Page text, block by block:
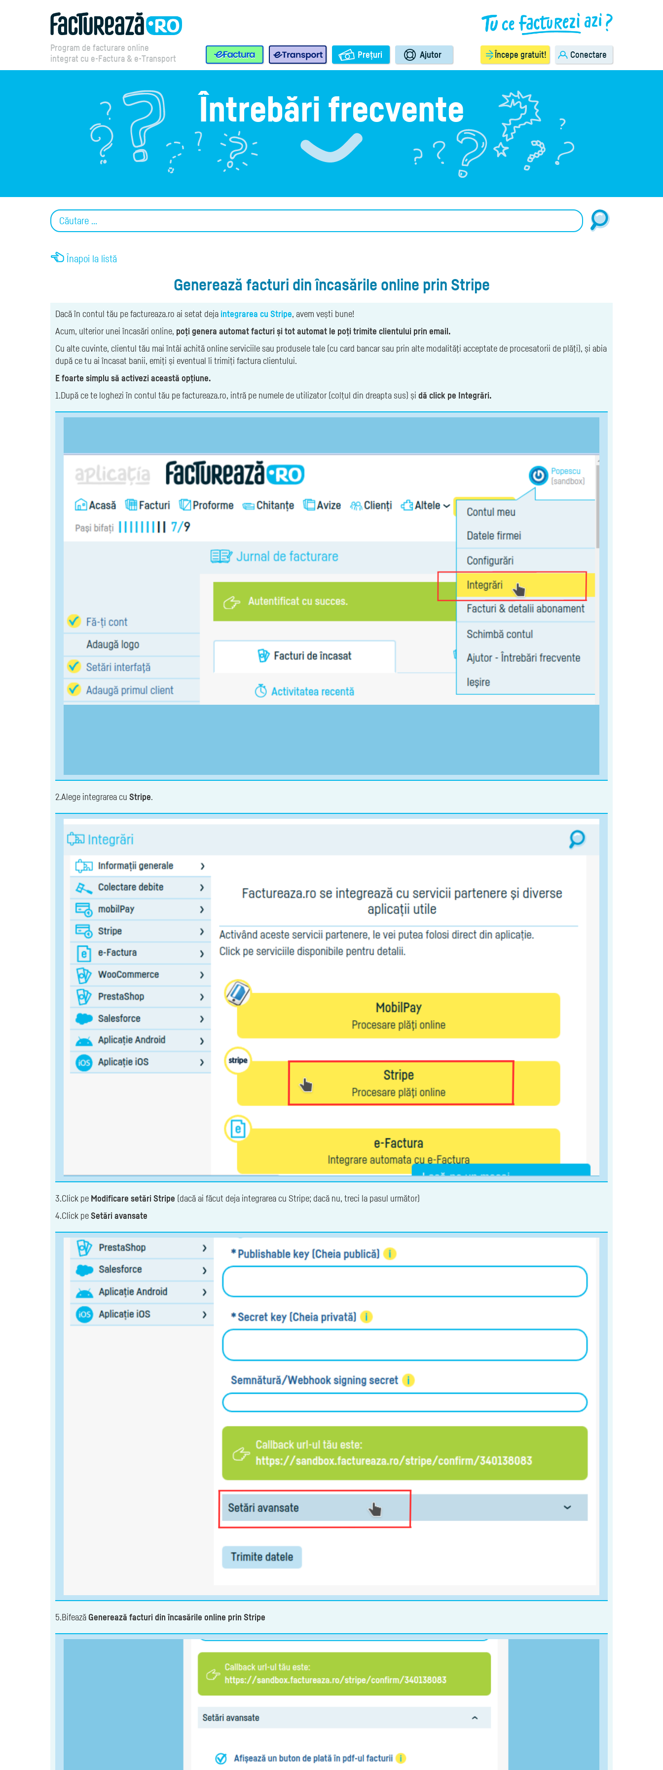
Program de facturare online
integrat cu e-Factura & e-Transport
e-Factura e-Transport Prețuri Ajutor Începe gratuit! Conectare
Întrebări frecvente
Înapoi la listă
Generează facturi din încasările online prin Stripe
Dacă în contul tău pe factureaza.ro ai setat deja integrarea cu Stripe, avem vești bune!
Acum, ulterior unei încasări online, poți genera automat facturi și tot automat le poți trimite clientului prin email.
Cu alte cuvinte, clientul tău mai întâi achită online serviciile sau produsele tale (cu card bancar sau prin alte modalităţi acceptate de procesatorii de plăţi), și abia
după ce tu ai încasat banii, emiți și eventual îi trimiți factura clientului.
E foarte simplu să activezi această opțiune.
1.După ce te loghezi în contul tău pe factureaza.ro, intră pe numele de utilizator (colțul din dreapta sus) și dă click pe Integrări.
2.Alege integrarea cu Stripe.
3.Click pe Modificare setări Stripe (dacă ai făcut deja integrarea cu Stripe; dacă nu, treci la pasul următor)
4.Click peSetări avansate
5.Bifează Generează facturi din încasările online prin Stripe